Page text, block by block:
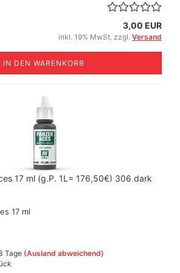
3,00 EUR
inkl. 19% MwSt. zzgl. Versand
IN DEN WARENKORB
17 ml (g.P. 1L= 176,50€) 306 dark
17 ml
Tage (Ausland abweichend)